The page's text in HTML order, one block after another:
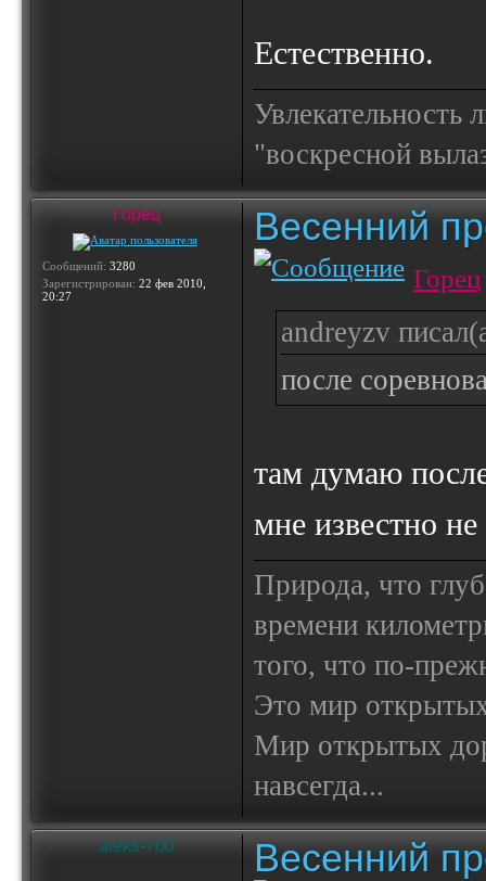
Естественно.
Увлекательность
"воскресной
Горец
Сообщений: 3280
Зарегистрирован: 22 фев 2010,
20:27
Весенний
Горец
andreyzv
после
там думаю
мне известно
Природа, что
времени
того, что по-
Это мир
Мир открытых
навсегда...
aleks-700 Весенний